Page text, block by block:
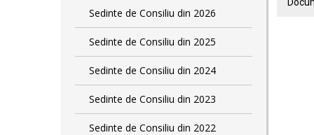
Sedinte de Consiliu din 2026
Sedinte de Consiliu din 2025
Sedinte de Consiliu din 2024
Sedinte de Consiliu din 2023
Sedinte de Consiliu din 2022